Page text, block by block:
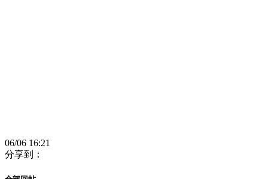
06/06 16:21
分享到：